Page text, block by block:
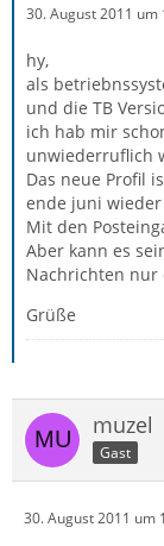
30. August 2011 um
hy,
als
und die TB
ich hab mir
unwiederruflich
Das neue Profil
ende juni
Mit den
Aber kann es
Nachrichten nur
Grüße
muzel
Gast
30. August 2011 um